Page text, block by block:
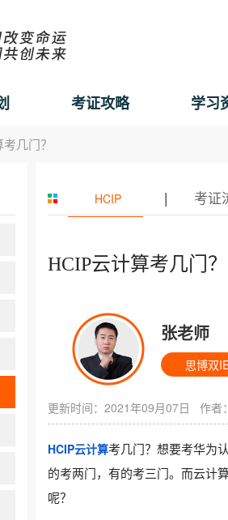
考证攻略 学习
几门？
HCIP | 考证
HCIP云计算考几门？
张老师
思博双
更新时间：2021年09月07日 作者：
HCIP云计算考几门？想要考华为
的考两门，有的考三门。而云计
呢？